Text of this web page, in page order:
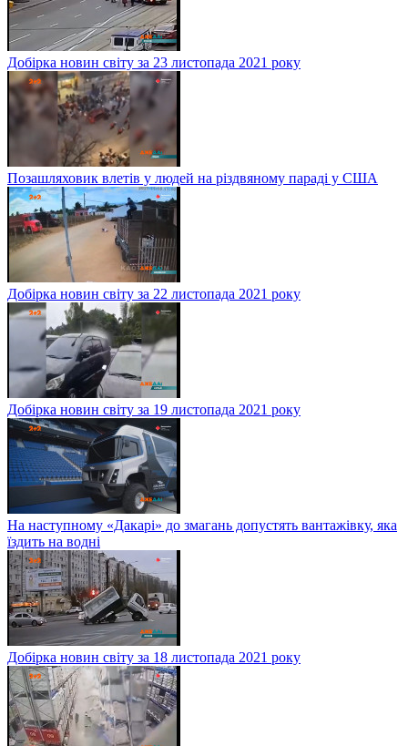
Добірка новин світу за 23 листопада 2021 року
Позашляховик влетів у людей на різдвяному параді у США
Добірка новин світу за 22 листопада 2021 року
Добірка новин світу за 19 листопада 2021 року
На наступному «Дакарі» до змагань допустять вантажівку, яка
їздить на водні
Добірка новин світу за 18 листопада 2021 року